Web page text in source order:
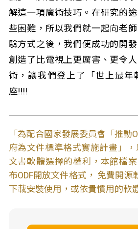
解這一項魔術技巧。在研究的
些困難，所以我們就一起向老
驗方式之後，我們便成功的開
創造了比電視上更厲害、更令
術，讓我們登上了「世上最年
座!!!!
「為配合國家發展委員會「推動
府為文件標準格式實施計畫」
文書軟體選擇的權利，本館檔
布ODF開放文件格式， 免費開源
下載安裝使用，或依貴慣用的軟